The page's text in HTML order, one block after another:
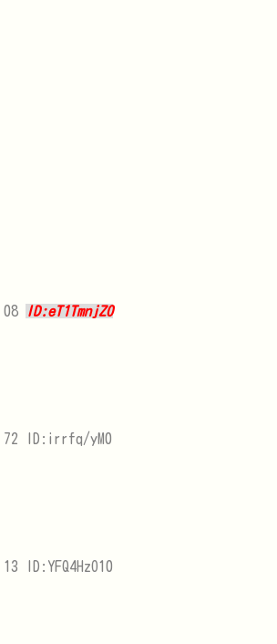
ID:eT1TmnjZ0
ID:irrfq/yM0
ID:YFQ4HzO10